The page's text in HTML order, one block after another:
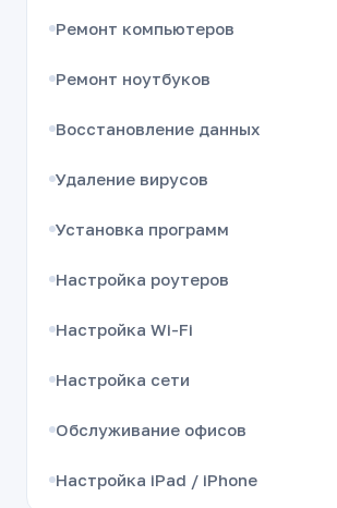
Ремонт компьютеров
Ремонт ноутбуков
Восстановление данных
Удаление вирусов
Установка программ
Настройка роутеров
Настройка Wi-Fi
Настройка сети
Обслуживание офисов
Настройка iPad / iPhone